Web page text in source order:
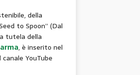
della
to Spoon” (Dal
tutela della
, è inserito nel
YouTube